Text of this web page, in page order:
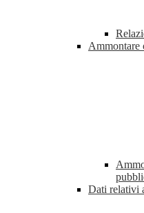
Ammontare
Dati relativi